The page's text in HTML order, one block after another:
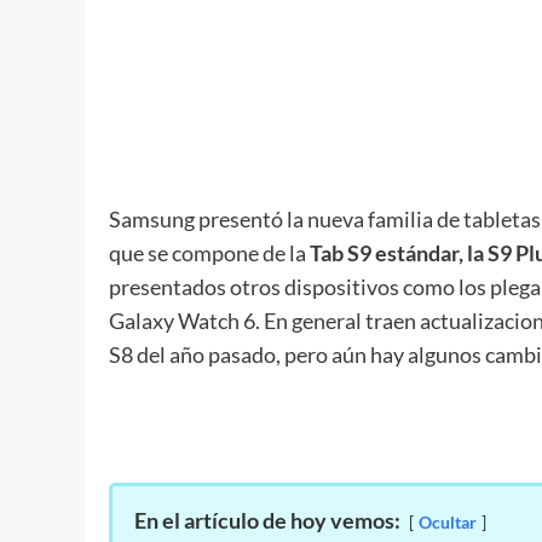
Samsung presentó la nueva familia de
que se compone de laTab S9 estándar, la S9
presentados otros dispositivos como los
Galaxy Watch 6. En general traen
S8 del año pasado, pero aún hay algunos
En el artículo de hoy vemos: Ocultar